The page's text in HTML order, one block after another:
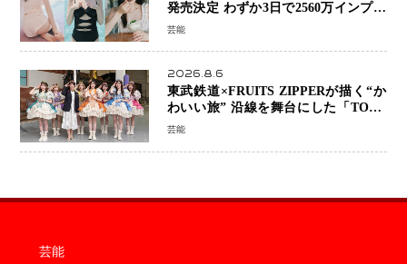
発売決定 わずか3日で2560万インプレ
ッションを記録した話題の美貌を凝縮
芸能
2026.8.6
東武鉄道×FRUITS ZIPPERが描く“か
わいい旅” 沿線を舞台にした「TOBU
KAWAII PROJECT」が開幕
芸能
芸能